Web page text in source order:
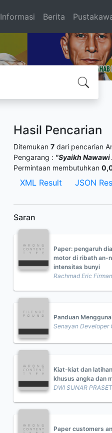
Informasi Berita
Hasil Pencarian
Ditemukan 7 dari pencarian
Pengarang : "Syaikh
Permintaan membutuhkan
XML Result JSON
Saran
Paper: pengaruh
motor di ribath an-
intensitas bunyi
Rachmad Eric
Panduan
Senayan Developer
Kiat-kiat dan
khusus angka dan
DWI SUNAR
Paper customers